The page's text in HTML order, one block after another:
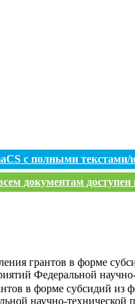
с полными
документам доступен
грантов в форме
Федеральной
в форме субсидий из
научно-